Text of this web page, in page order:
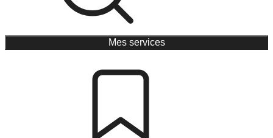
Mes services